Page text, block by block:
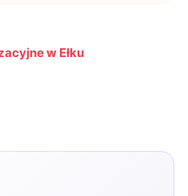
w Ełku